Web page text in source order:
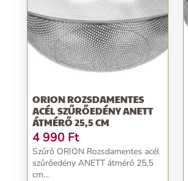
ORION ROZSDAMENTES
ACÉL SZŰRŐEDÉNY ANETT
ÁTMÉRŐ 25,5 CM
4 990 Ft
Szűrő ORION Rozsdamentes acél
szűrőedény ANETT átmérő 25,5
cm...